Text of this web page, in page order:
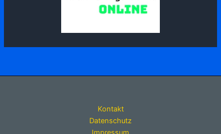
Kontakt
Datenschutz